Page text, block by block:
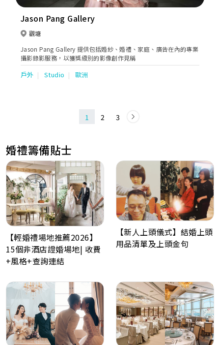
Jason Pang Gallery
觀塘
Jason Pang Gallery 提供包括婚紗、婚禮、家庭、廣告在內的專業
攝影錄影服務，以獲獎級別的影像創作見稱
戶外 Studio 歐洲
1 2 3
婚禮籌備貼士
【輕婚禮場地推薦2026】
15個非酒店證婚場地| 收費
+風格+查詢連結
【新人上頭儀式】結婚上頭
用品清單及上頭金句